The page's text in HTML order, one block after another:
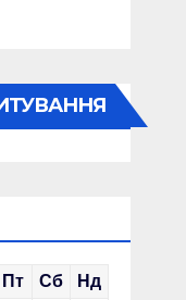
Пт Сб Нд